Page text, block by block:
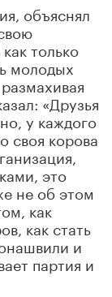
объяснял
только
молодых
размахивая
«Друзья
у каждого
своя корова
это
не об этом
как
как стать
и
партия и